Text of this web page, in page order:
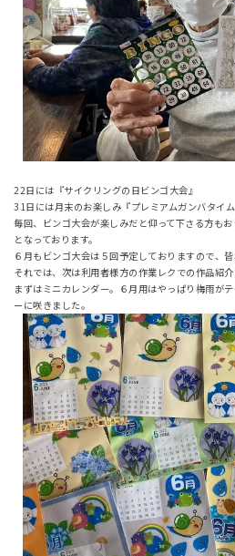
22日には『サイクリングの日ビンゴ大会』
31日には月末のお楽しみ『プレミアムガンバタイ
毎回、ビンゴ大会が楽しみだと仰って下さる方も
となっております。
６月もビンゴ大会は５回予定しておりますので、
それでは、次は利用者様方の作業レクでの作品紹介
まずはミニカレンダー。６月用はやっぱり梅雨が
ーに咲きました。